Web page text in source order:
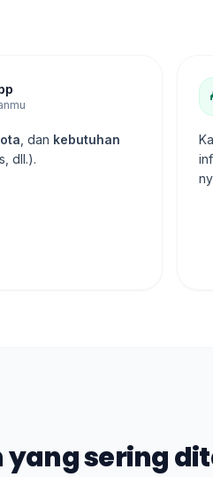
, dan kebutuhan
dll.).
sering